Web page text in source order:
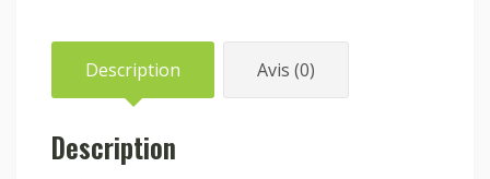
Description Avis (0)
Description